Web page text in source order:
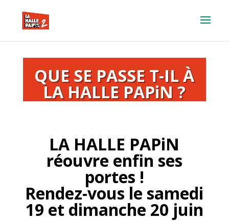
QUE SE PASSE T-IL À
LA HALLE PAPiN ?
LA HALLE PAPiN
réouvre enfin ses
portes !
Rendez-vous le samedi
19 et dimanche 20 juin